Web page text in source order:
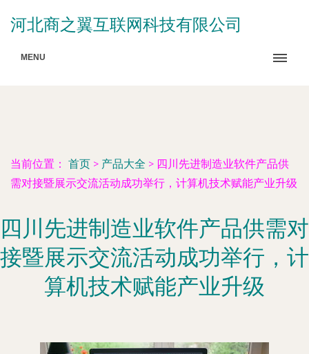
河北商之翼互联网科技有限公司
MENU
当前位置： 首页 > 产品大全 > 四川先进制造业软件产品供
需对接暨展示交流活动成功举行，计算机技术赋能产业升级
四川先进制造业软件产品供需对
接暨展示交流活动成功举行，计
算机技术赋能产业升级